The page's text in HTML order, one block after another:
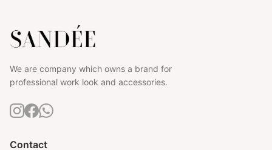
We are company which owns a brand for
professional work look and accessories.
Contact